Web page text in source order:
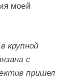
моей
крупной
с
пришел